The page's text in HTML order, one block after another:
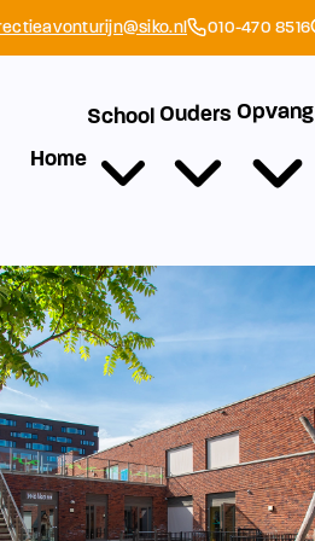
010-470 8516
Home
School Ouders Opvang